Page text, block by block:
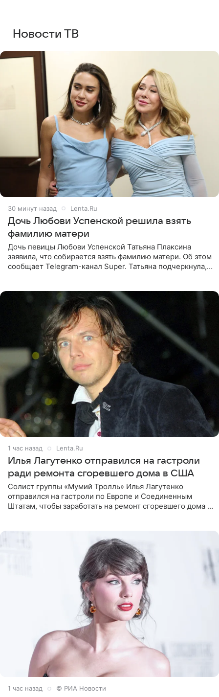
Новости ТВ
30 минут назад Lenta.Ru
Дочь Любови Успенской решила взять
фамилию матери
Дочь певицы Любови Успенской Татьяна Плаксина
заявила, что собирается взять фамилию матери. Об этом
сообщает Telegram-канал Super. Татьяна подчеркнула,
1 час назад Lenta.Ru
Илья Лагутенко отправился на гастроли
ради ремонта сгоревшего дома в США
Солист группы «Мумий Тролль» Илья Лагутенко
отправился на гастроли по Европе и Соединенным
Штатам, чтобы заработать на ремонт сгоревшего дома в
1 час назад © РИА Новости